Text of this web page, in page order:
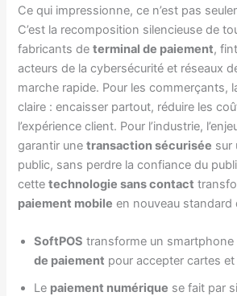
Ce qui impressionne, ce n’est pas
C’est la recomposition silencieuse de
fabricants determinal de paiement,
acteurs de la cybersécurité et réseaux
marche rapide. Pour les commerçants,
claire : encaisser partout, réduire les
l’expérience client. Pour l’industrie,
garantir unetransaction sécurisée sur
public, sans perdre la confiance du
cettetechnologie sans contact
paiement mobile en nouveau standard
SoftPOS transforme un
de paiement pour accepter cartes
Le paiement numérique se fait par